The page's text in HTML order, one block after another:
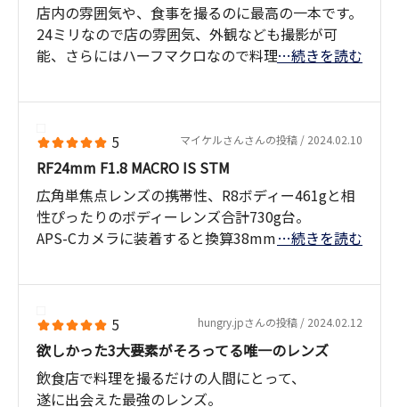
り出来てしまうのです。
ちなみに他社の機材で同じ事をやろうとすると、AI
く、自然に収束させるという思想になっています
から、昨今のSNSの「手ぶれはちょっと残ってた
方が良い」というトレンドにもマッチしています。
キヤノンが狙って設計したかは分かりませんが、最
ボケた、自撮り」はスマホでは決して出来ませ
ん。これほど違いが分かりやすい商品価値はなか
なかありません。キヤノンはもっとアピールして
いいと思います。
店内の雰囲気や、食事を撮るのに最高の一本です。
24ミリなので店の雰囲気、外観なども撮影が可
能、さらにはハーフマクロなので料理の撮影も。
態で飲食店に行くこともできます。そして、明るい
し出すことも可能で、まさに求めていたレンズで
す。
…続きを読む
RF24mm F1.8 MACRO IS STM
広角単焦点レンズの携帯性、R8ボディー461gと相
性ぴったりのボディーレンズ合計730g台。
APS-Cカメラに装着すると換算38mmとなり、GR
非Lレンズにもかかわらず広角ズームLレンズとの
ちなみにマクロ近接撮影利用時には、最短撮影距
離（14cm）が短すぎて、フードが影になってしま
…続きを読む
5 マイケルさんさんの投稿 / 2024.02.10
欲しかった3大要素がそろってる唯一のレンズ
飲食店で料理を撮るだけの人間にとって、
遂に出会えた最強のレンズ。
5 hungry.jpさんの投稿 / 2024.02.12